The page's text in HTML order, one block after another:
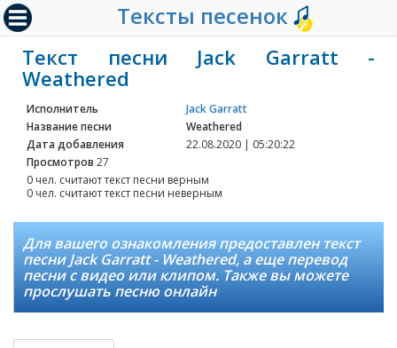
Тексты песенок
Текст песни Jack Garratt -
Weathered
Исполнитель
Jack Garratt
Название песни
Weathered
Дата добавления
22.08.2020 | 05:20:22
Просмотров 27
0 чел. считают текст песни верным
0 чел. считают текст песни неверным
Для вашего ознакомления предоставлен текст
песни Jack Garratt - Weathered, а еще перевод
песни с видео или клипом. Также вы можете
прослушать песню онлайн